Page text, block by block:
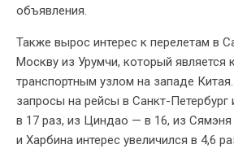
объявления.
Также вырос интерес к перелетам в
Москву из Урумчи, который является
транспортным узлом на западе
запросы на рейсы в Санкт-Петербург
в 17 раз, из Циндао — в 16, из
и Харбина интерес увеличился в 4,6